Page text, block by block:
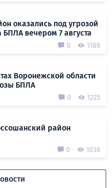
оказались под угрозой
БПЛА вечером 7 августа
0 1188
Воронежской области
БПЛА
0 1225
район
0 1038